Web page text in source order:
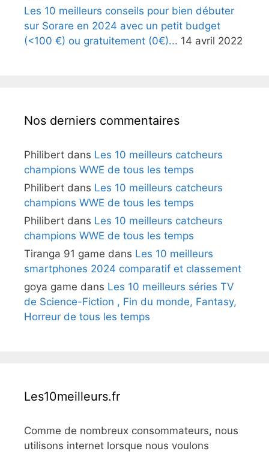
Les 10 meilleurs conseils pour bien débuter
sur Sorare en 2024 avec un petit budget
(<100 €) ou gratuitement (0€)... 14 avril 2022
Nos derniers commentaires
Philibert dans Les 10 meilleurs catcheurs
champions WWE de tous les temps
Philibert dans Les 10 meilleurs catcheurs
champions WWE de tous les temps
Philibert dans Les 10 meilleurs catcheurs
champions WWE de tous les temps
Tiranga 91 game dans Les 10 meilleurs
smartphones 2024 comparatif et classement
goya game dans Les 10 meilleurs séries TV
de Science-Fiction , Fin du monde, Fantasy,
Horreur de tous les temps
Les10meilleurs.fr
Comme de nombreux consommateurs, nous
utilisons internet lorsque nous voulons